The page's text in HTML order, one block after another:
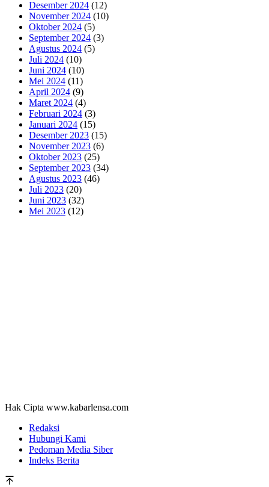
Desember 2024 (12)
November 2024 (10)
Oktober 2024 (5)
September 2024 (3)
Agustus 2024 (5)
Juli 2024 (10)
Juni 2024 (10)
Mei 2024 (11)
April 2024 (9)
Maret 2024 (4)
Februari 2024 (3)
Januari 2024 (15)
Desember 2023 (15)
November 2023 (6)
Oktober 2023 (25)
September 2023 (34)
Agustus 2023 (46)
Juli 2023 (20)
Juni 2023 (32)
Mei 2023 (12)
Hak Cipta www.kabarlensa.com
Redaksi
Hubungi Kami
Pedoman Media Siber
Indeks Berita